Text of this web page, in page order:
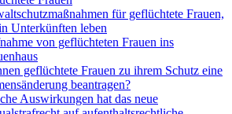
für geflüchtete Frauen,
Unterkünften leben
von geflüchteten Frauen ins
geflüchtete Frauen zu ihrem Schutz eine
beantragen?
Auswirkungen hat das neue